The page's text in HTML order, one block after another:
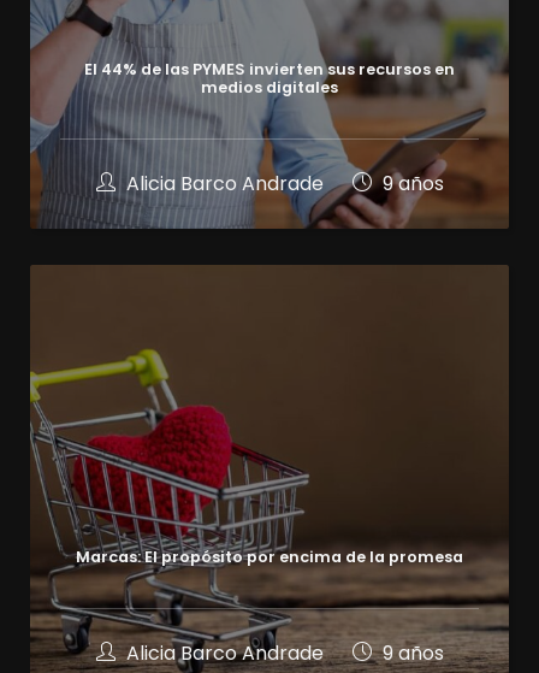
El 44% de las PYMES invierten sus recursos en
medios digitales
Alicia Barco Andrade 9 años
Marcas: El propósito por encima de la promesa
Alicia Barco Andrade 9 años